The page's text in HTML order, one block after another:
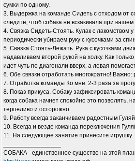
сумки по одному.
3. Выдержка на команде Сидеть с отходом от
следите, чтоб собака не вскакивала при
4. Связка Сидеть-Стоять. Кулак с
периодически убираем руку с кусочками за
5. Связка Стоять-Лежать. Рука с кусочками
надавливаем второй рукой на холку. Как
идет чуть по диагонали вверх, а левая
6. Обе связки отработать многократно! Важно:
7. Отработка команды Ко мне. 2-3 раза за
8. Показ прикуса. Собаку зафиксировать
когда собака начнет спокойно это
терпеливо и осторожно.
9. Работу всегда заканчиваем радостным
10. Всегда и везде команда переключения
11. На следующее занятие принесите
СОБАКА - единственное существо на этой